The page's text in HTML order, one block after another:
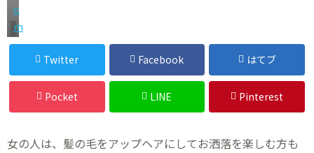
ハンドメイド
o
m
Twitter Facebook はてブ
Pocket LINE Pinterest
女の人は、髪の毛をアップヘアにしてお洒落を楽しむ方も